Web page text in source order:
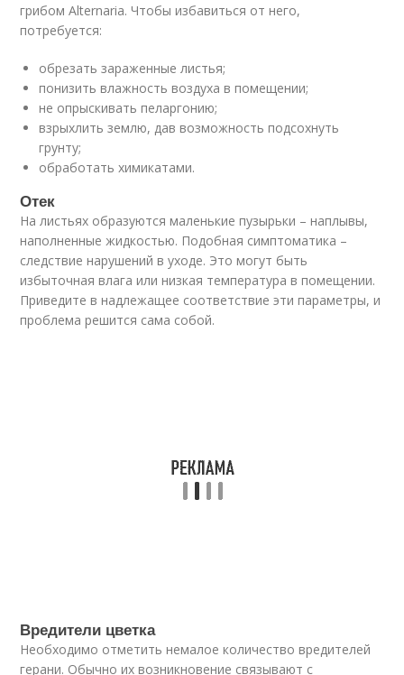
грибом Alternaria. Чтобы избавиться от него,
потребуется:
обрезать зараженные листья;
понизить влажность воздуха в помещении;
не опрыскивать пеларгонию;
взрыхлить землю, дав возможность подсохнуть
грунту;
обработать химикатами.
Отек
На листьях образуются маленькие пузырьки – наплывы,
наполненные жидкостью. Подобная симптоматика –
следствие нарушений в уходе. Это могут быть
избыточная влага или низкая температура в помещении.
Приведите в надлежащее соответствие эти параметры, и
проблема решится сама собой.
Вредители цветка
Необходимо отметить немалое количество вредителей
герани. Обычно их возникновение связывают с